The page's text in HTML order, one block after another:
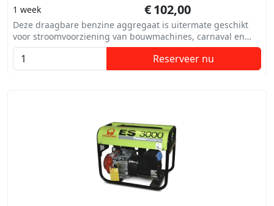
1 week €102,00
Deze draagbare benzine aggregaat is uitermate geschikt
voor stroomvoorziening van bouwmachines, carnaval en
andere evenementen.
Reserveer nu